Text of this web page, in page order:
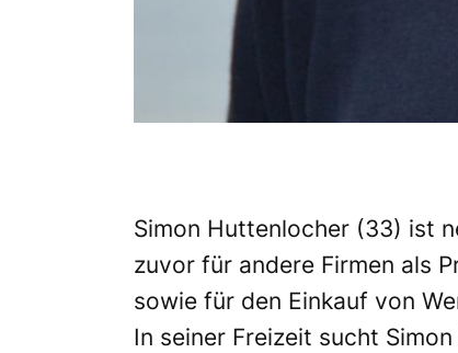
Simon Huttenlocher (33) ist
zuvor für andere Firmen als
sowie für den Einkauf von
In seiner Freizeit sucht